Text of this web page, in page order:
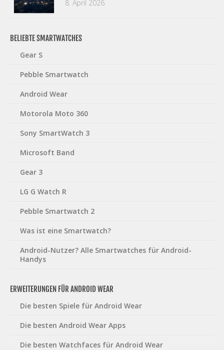
8. April 2026
BELIEBTE SMARTWATCHES
Gear S
Pebble Smartwatch
Android Wear
Motorola Moto 360
Sony SmartWatch 3
Microsoft Band
Gear 3
LG G Watch R
Pebble Smartwatch 2
Was ist eine Smartwatch?
Android-Nutzer? Alle Smartwatches für Android-
Handys
ERWEITERUNGEN FÜR ANDROID WEAR
Die besten Spiele für Android Wear
Die besten Android Wear Apps
Die besten Watchfaces für Android Wear